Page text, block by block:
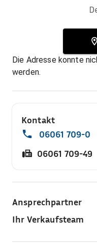
Die Adresse konnte
werden.
Kontakt
06061 709-0
06061 709-49
Ansprechpartner
Ihr Verkaufsteam